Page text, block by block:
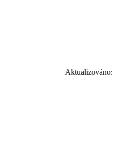
Aktualizováno: